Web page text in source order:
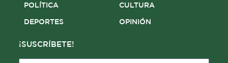
k
-
f
POLÍTICA
DEPORTES
CULTURA
OPINIÓN
¡SUSCRÍBETE!